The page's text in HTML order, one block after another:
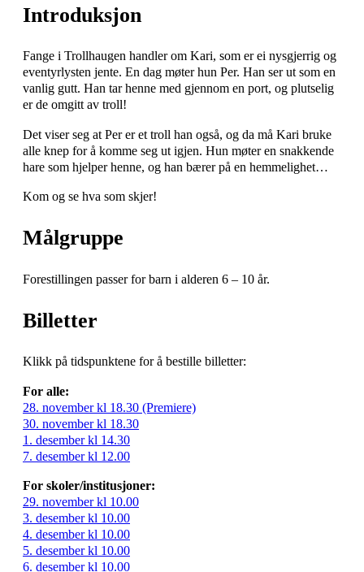
Introduksjon
Fange i Trollhaugen handler om Kari, som er ei nysgjerrig og
eventyrlysten jente. En dag møter hun Per. Han ser ut som en
vanlig gutt. Han tar henne med gjennom en port, og plutselig
er de omgitt av troll!
Det viser seg at Per er et troll han også, og da må Kari bruke
alle knep for å komme seg ut igjen. Hun møter en snakkende
hare som hjelper henne, og han bærer på en hemmelighet…
Kom og se hva som skjer!
Målgruppe
Forestillingen passer for barn i alderen 6 – 10 år.
Billetter
Klikk på tidspunktene for å bestille billetter:
For alle:
28. november kl 18.30 (Premiere)
30. november kl 18.30
1. desember kl 14.30
7. desember kl 12.00
For skoler/institusjoner:
29. november kl 10.00
3. desember kl 10.00
4. desember kl 10.00
5. desember kl 10.00
6. desember kl 10.00